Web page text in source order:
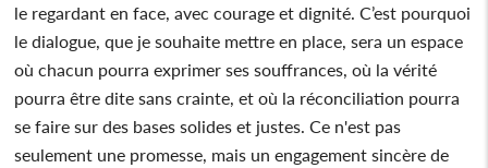
le regardant en face, avec courage et dignité. C’est pourquoi
le dialogue, que je souhaite mettre en place, sera un espace
où chacun pourra exprimer ses souffrances, où la vérité
pourra être dite sans crainte, et où la réconciliation pourra
se faire sur des bases solides et justes. Ce n'est pas
seulement une promesse, mais un engagement sincère de